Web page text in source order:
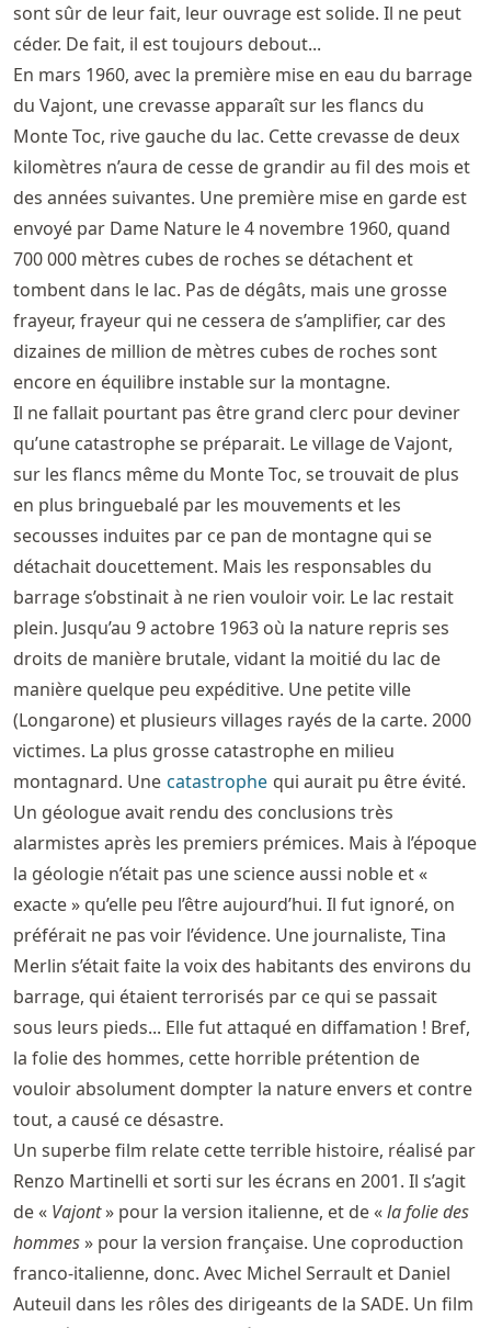
sont sûr de leur fait, leur ouvrage est solide. Il ne peut
céder. De fait, il est toujours debout...
En mars 1960, avec la première mise en eau du barrage
du Vajont, une crevasse apparaît sur les flancs du
Monte Toc, rive gauche du lac. Cette crevasse de deux
kilomètres n’aura de cesse de grandir au fil des mois et
des années suivantes. Une première mise en garde est
envoyé par Dame Nature le 4 novembre 1960, quand
700 000 mètres cubes de roches se détachent et
tombent dans le lac. Pas de dégâts, mais une grosse
frayeur, frayeur qui ne cessera de s’amplifier, car des
dizaines de million de mètres cubes de roches sont
encore en équilibre instable sur la montagne.
Il ne fallait pourtant pas être grand clerc pour deviner
qu’une catastrophe se préparait. Le village de Vajont,
sur les flancs même du Monte Toc, se trouvait de plus
en plus bringuebalé par les mouvements et les
secousses induites par ce pan de montagne qui se
détachait doucettement. Mais les responsables du
barrage s’obstinait à ne rien vouloir voir. Le lac restait
plein. Jusqu’au 9 actobre 1963 où la nature repris ses
droits de manière brutale, vidant la moitié du lac de
manière quelque peu expéditive. Une petite ville
(Longarone) et plusieurs villages rayés de la carte. 2000
victimes. La plus grosse catastrophe en milieu
montagnard. Une catastrophe qui aurait pu être évité.
Un géologue avait rendu des conclusions très
alarmistes après les premiers prémices. Mais à l’époque
la géologie n’était pas une science aussi noble et «
exacte » qu’elle peu l’être aujourd’hui. Il fut ignoré, on
préférait ne pas voir l’évidence. Une journaliste, Tina
Merlin s’était faite la voix des habitants des environs du
barrage, qui étaient terrorisés par ce qui se passait
sous leurs pieds... Elle fut attaqué en diffamation ! Bref,
la folie des hommes, cette horrible prétention de
vouloir absolument dompter la nature envers et contre
tout, a causé ce désastre.
Un superbe film relate cette terrible histoire, réalisé par
Renzo Martinelli et sorti sur les écrans en 2001. Il s’agit
de « Vajont» pour la version italienne, et de «la folie des
hommes» pour la version française. Une coproduction
franco-italienne, donc. Avec Michel Serrault et Daniel
Auteuil dans les rôles des dirigeants de la SADE. Un film